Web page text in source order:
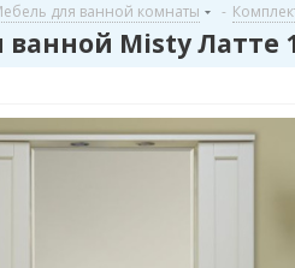
для ванной комнаты -
Misty Латте